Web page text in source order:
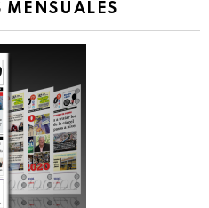
MENSUALES